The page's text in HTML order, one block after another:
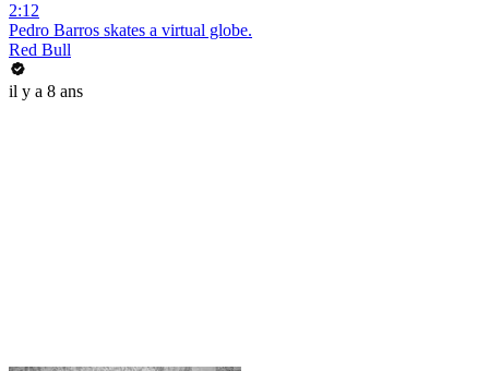
2:12
Pedro Barros skates a virtual globe.
Red Bull
il y a 8 ans